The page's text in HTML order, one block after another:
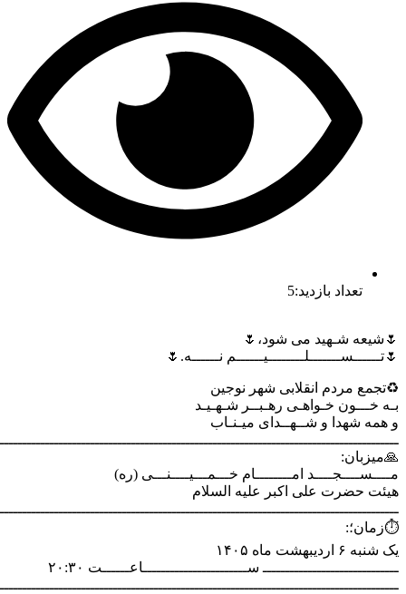
بازدید:5
شـهید می شود،🌷
نــــــه.🌷
انقلابی شهر نوجین
خـواهـی رهـبــر شـهـیـد
و شــهــدای میـنـاب
امــــــــام خـــمـــیــــنـــی (ره)
علی اکبر علیه السلام
ســـــــــــــــــــــــاعــــــت ۲۰:۳۰